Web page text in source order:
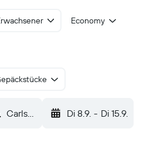
Economy
Carlsbad New Mexico (CNM) Di 8.9. - Di 15.9.